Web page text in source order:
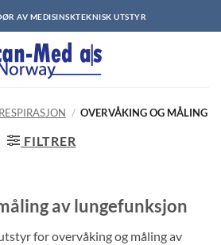
AV MEDISINSKTEKNISK UTSTYR
RESPIRASJON / OVERVÅKING OG MÅLING
FILTRER
av lungefunksjon
for overvåking og måling av